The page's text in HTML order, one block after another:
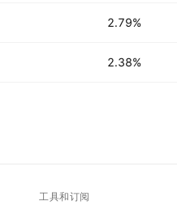
2.79%
2.38%
工具和订阅